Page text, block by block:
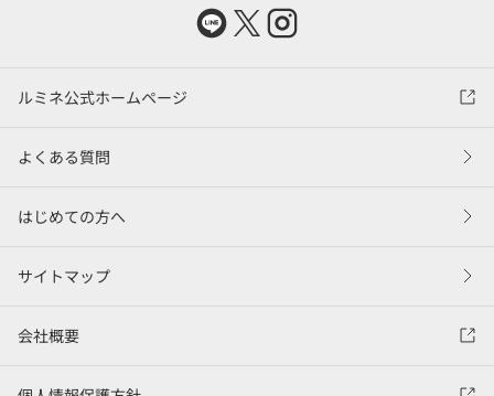
ルミネ公式ホームページ
よくある質問
はじめての方へ
サイトマップ
会社概要